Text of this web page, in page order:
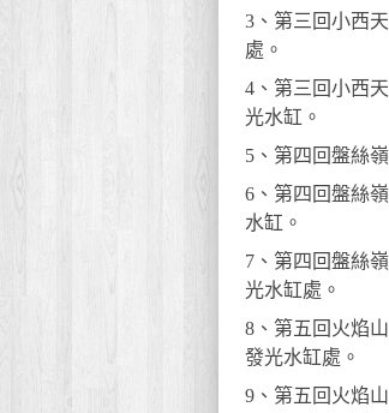
3、第三回小西
處。
4、第三回小西
光水缸。
5、第四回盤絲
6、第四回盤絲
水缸。
7、第四回盤絲
光水缸處。
8、第五回火焰
發光水缸處。
9、第五回火焰